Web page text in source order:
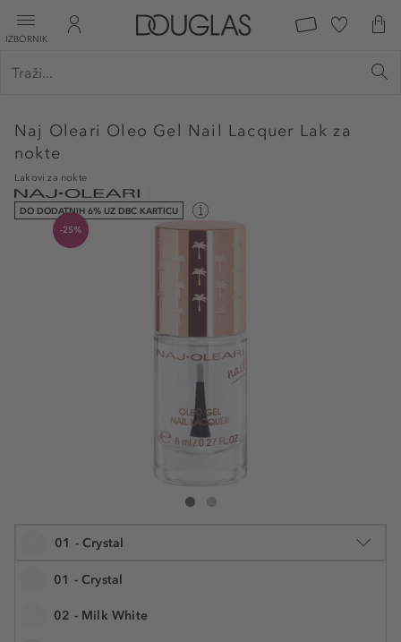
IZBORNIK
Naj Oleari Oleo Gel Nail Lacquer Lak za
nokte
Lakovi za nokte
DO DODATNIH 6% UZ DBC KARTICU
-25%
Naj Oleari Oleo Gel Nail Lacquer
01 - Crystal
01 - Crystal
02 - Milk White